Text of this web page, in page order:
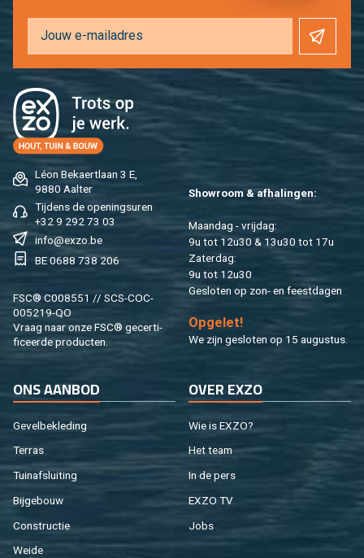
Léon Be­kaert­laan 3 E,
9880 Aal­ter
Tij­dens de ope­nings­uren
+32 9 292 73 03
info@​exzo.​be
BE 0688 738 206
FSC® C008551 // SCS-COC-
005219-QO
Vraag naar onze FSC® ge­cer­ti­
fi­ceer­de pro­duc­ten.
Show­room & af­ha­lin­gen:
Maan­dag - vrij­dag:
9u tot 12u30 & 13u30 tot 17u
Za­ter­dag:
9u tot 12u30
Ge­slo­ten op zon- en feest­da­gen
Op­ge­let!
We zijn ge­slo­ten op 15 au­gus­tus.
ONS AAN­BOD
Ge­vel­be­kle­ding
Ter­ras
Tuin­af­slui­ting
Bij­ge­bouw
Con­struc­tie
Weide
OVER EXZO
Wie is EXZO?
Het team
In de pers
EXZO TV
Jobs